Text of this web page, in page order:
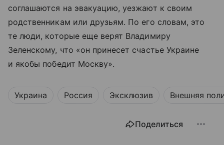
соглашаются на эвакуацию, уезжают к своим
родственникам или друзьям. По его словам, это
те люди, которые еще верят Владимиру
Зеленскому, что «он принесет счастье Украине
и якобы победит Москву».
Украина Россия Эксклюзив Внешняя
Поделиться